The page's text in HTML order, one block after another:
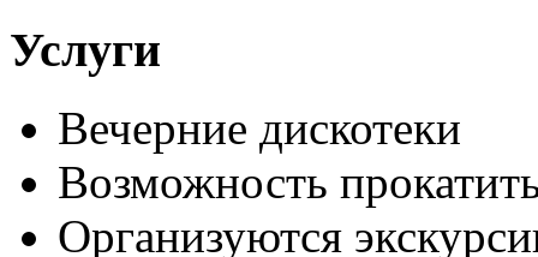
Услуги
Вечерние дискотеки
Возможность
Организуются